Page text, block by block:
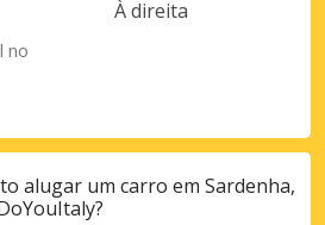
À direita
no
alugar um carro em Sardenha,